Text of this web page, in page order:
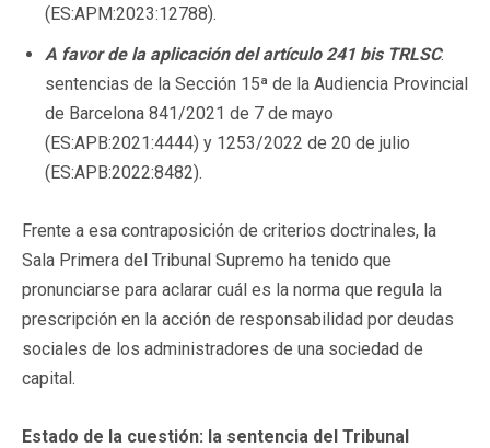
(ES:APM:2023:12788).
A favor de la aplicación del artículo 241 bis TRLSC:
sentencias de la Sección 15ª de la Audiencia Provincial
de Barcelona 841/2021 de 7 de mayo
(ES:APB:2021:4444) y 1253/2022 de 20 de julio
(ES:APB:2022:8482).
Frente a esa contraposición de criterios doctrinales, la
Sala Primera del Tribunal Supremo ha tenido que
pronunciarse para aclarar cuál es la norma que regula la
prescripción en la acción de responsabilidad por deudas
sociales de los administradores de una sociedad de
capital.
Estado de la cuestión: la sentencia del Tribunal